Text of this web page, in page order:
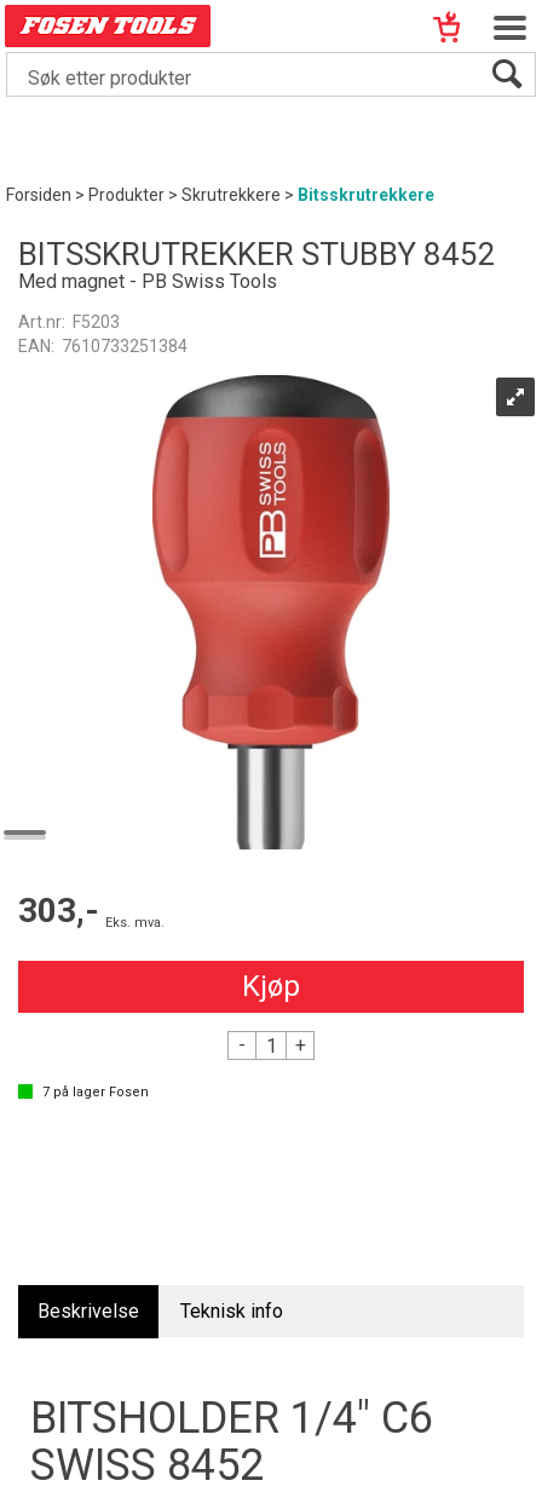
Forsiden>Produkter>Skrutrekkere> Bitsskrutrekkere
BITSSKRUTREKKER STUBBY 8452
Med magnet - PB Swiss Tools
Art.nr: F5203
EAN: 7610733251384
303,- Eks. mva.
Kjøp
- +
7 på lager Fosen
Beskrivelse Teknisk info
BITSHOLDER 1/4" C6
SWISS 8452